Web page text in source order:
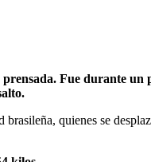
brasileña, quienes se